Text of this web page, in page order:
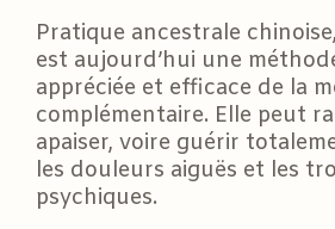
Pratique ancestrale
est aujourd’hui une
appréciée et efficace de la
complémentaire. Elle peut
apaiser, voire guérir
les douleurs aiguës et les
psychiques.